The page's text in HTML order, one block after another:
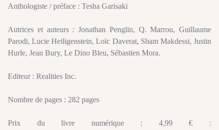
Anthologiste / préface : Tesha Garisaki
Autrices et auteurs : Jonathan Penglin, Q. Marrou, Guillaume
Parodi, Lucie Heiligenstein, Loïc Daverat, Sham Makdessi, Justin
Hurle, Jean Bury, Le Dino Bleu, Sébastien Mora.
Editeur : Realities Inc.
Nombre de pages : 282 pages
Prix du livre numérique : 4,99 € :